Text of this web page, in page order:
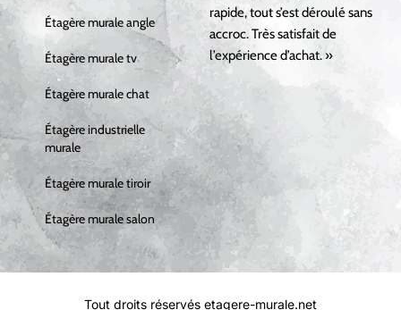
Étagère murale angle
Étagère murale tv
Étagère murale chat
Étagère industrielle
murale
Étagère murale tiroir
Étagère murale salon
rapide, tout s’est déroulé sans
accroc. Très satisfait de
l’expérience d’achat. »
Tout droits réservés etagere-murale.net